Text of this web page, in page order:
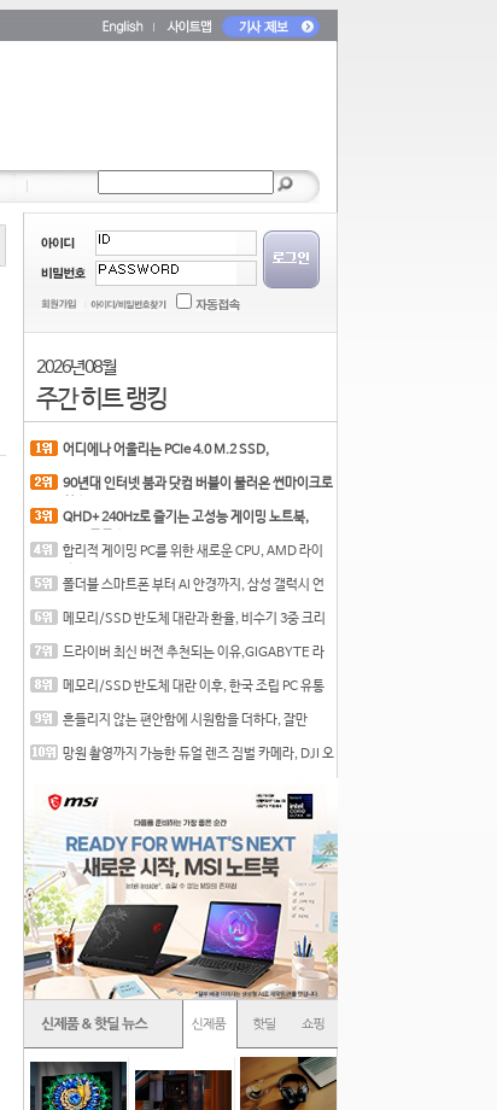
2026년 08월
주간 히트 랭킹
어디에나 어울리는 PCIe 4.0 M.2 SSD,
90년대 인터넷 붐과 닷컴 버블이 불러온 썬마이크로
QHD+ 240Hz로 즐기는 고성능 게이밍 노트북,
합리적 게이밍 PC를 위한 새로운 CPU, AMD 라이
폴더블 스마트폰 부터 AI 안경까지, 삼성 갤럭시 언
메모리/SSD 반도체 대란과 환율, 비수기 3중 크리
드라이버 최신 버전 추천되는 이유,GIGABYTE 라
메모리/SSD 반도체 대란 이후, 한국 조립 PC 유통
흔들리지 않는 편안함에 시원함을 더하다, 잘만
망원 촬영까지 가능한 듀얼 렌즈 짐벌 카메라, DJI 오